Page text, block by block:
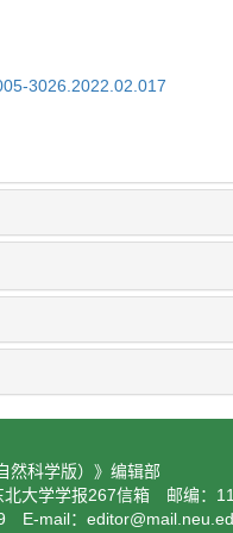
3026.2022.02.017
然科学版）》编辑部
北大学学报267信箱 邮编：
E-mail：